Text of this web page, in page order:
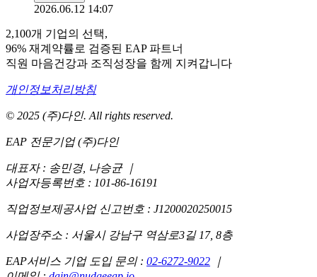
2026.06.12 14:07
2,100개 기업의 선택,
96% 재계약률로 검증된 EAP 파트너
직원 마음건강과 조직성장을 함께 지켜갑니다
개인정보처리방침
© 2025 (주)다인. All rights reserved.
EAP 전문기업 (주)다인
대표자 : 송민경, 나승균 ｜
사업자등록번호 : 101-86-16191
직업정보제공사업 신고번호 : J1200020250015
사업장주소 : 서울시 강남구 역삼로3길 17, 8층
EAP서비스 기업 도입 문의 : 02-6272-9022
｜